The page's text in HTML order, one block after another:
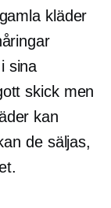
kläder
sina
skick men
kan
de säljas,